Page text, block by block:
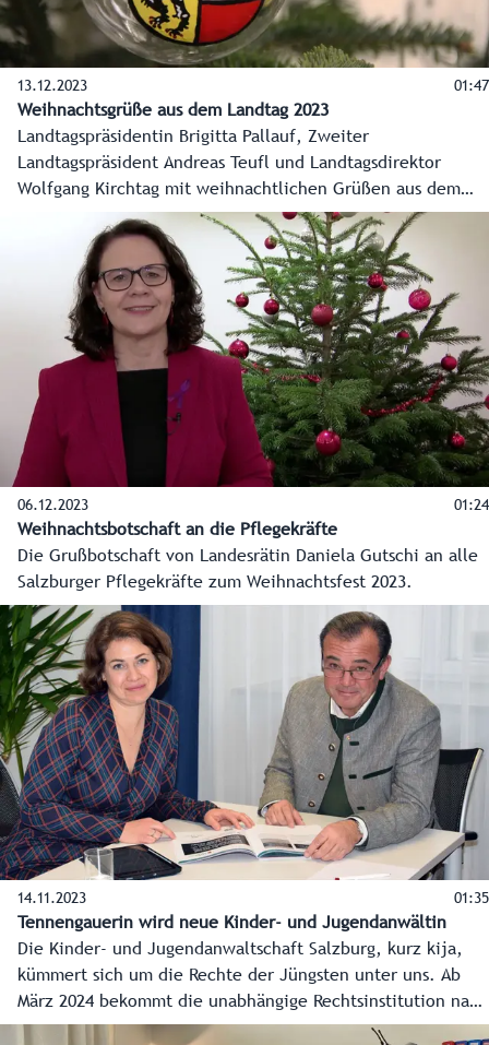
13.12.2023 01:47
Weihnachtsgrüße aus dem Landtag 2023
Landtagspräsidentin Brigitta Pallauf, Zweiter
Landtagspräsident Andreas Teufl und Landtagsdirektor
Wolfgang Kirchtag mit weihnachtlichen Grüßen aus dem
Salzburger Landtag. Dort im Chiemseehof schmückt
erstmals ein besonderer Christbaum mit 121 Kugeln den
Landtag - mit den 119 Gemeindewappen sowie dem
Landeswappen und der EU-Fahne.
06.12.2023 01:24
Weihnachtsbotschaft an die Pflegekräfte
Die Grußbotschaft von Landesrätin Daniela Gutschi an alle
Salzburger Pflegekräfte zum Weihnachtsfest 2023.
14.11.2023 01:35
Tennengauerin wird neue Kinder- und Jugendanwältin
Die Kinder- und Jugendanwaltschaft Salzburg, kurz kija,
kümmert sich um die Rechte der Jüngsten unter uns. Ab
März 2024 bekommt die unabhängige Rechtsinstitution nach
fast 20 Jahren eine neue Leiterin. Die 40-jährige